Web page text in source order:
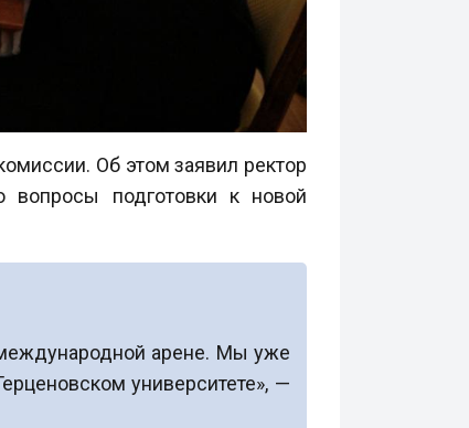
Об этом заявил ректор
вопросы подготовки к новой
международной арене. Мы уже
университете», —